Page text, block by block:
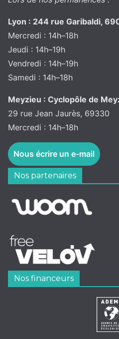
Lyon : 244 rue Garibaldi,
Mercredi : 14h–18h
Jeudi : 14h–19h
Vendredi : 14h–19h
Samedi : 14h–18h
Meyzieu : Cyclopôle de
29 rue Jean Jaurès, 69330
Mercredi : 14h–18h
Nous écrire un e-mail
Nos partenaires
Nos financeurs